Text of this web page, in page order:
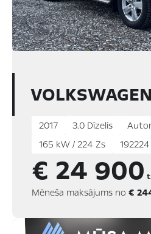
2017 3.0 Dīzelis
165 kW / 224 Zs
€ 24 900
Mēneša maksājums no €